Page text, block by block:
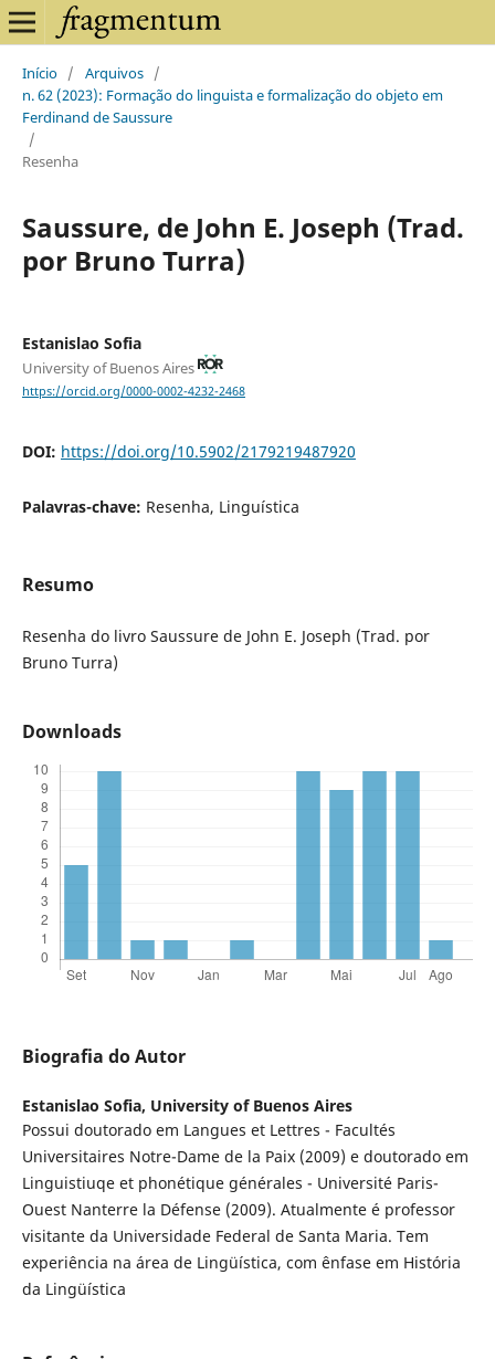
Início / Arquivos /
n. 62 (2023): Formação do linguista e formalização do objeto em
Ferdinand de Saussure
/
Resenha
Saussure, de John E. Joseph (Trad.
por Bruno Turra)
Estanislao Sofia
University of Buenos Aires
https://orcid.org/0000-0002-4232-2468
DOI: https://doi.org/10.5902/2179219487920
Palavras-chave: Resenha, Linguística
Resumo
Resenha do livro Saussure de John E. Joseph (Trad. por
Bruno Turra)
Downloads
Biografia do Autor
Estanislao Sofia, University of Buenos Aires
Possui doutorado em Langues et Lettres - Facultés
Universitaires Notre-Dame de la Paix (2009) e doutorado em
Linguistiuqe et phonétique générales - Université Paris-
Ouest Nanterre la Défense (2009). Atualmente é professor
visitante da Universidade Federal de Santa Maria. Tem
experiência na área de Lingüística, com ênfase em História
da Lingüística